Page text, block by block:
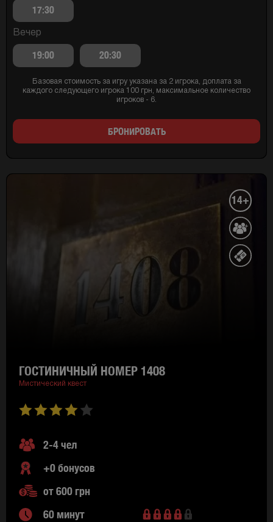
17:30
Вечер
19:00 20:30
Базовая стоимость за игру указана за 2 игрока, доплата за
каждого следующего игрока 100 грн, максимальное количество
игроков - 6.
БРОНИРОВАТЬ
14+
ГОСТИНИЧНЫЙ НОМЕР 1408
Мистический квест
2-4 чел
+0 бонусов
от 600 грн
60 минут